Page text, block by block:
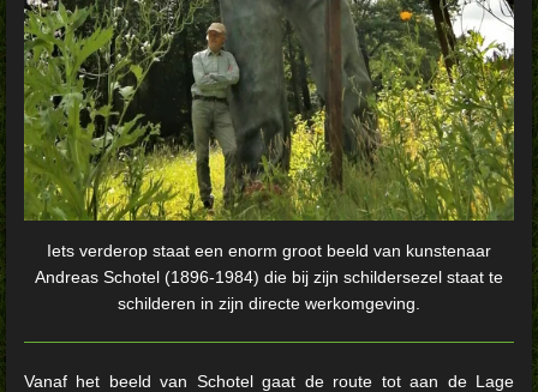
Iets verderop staat een enorm groot beeld van kunstenaar
Andreas Schotel (1896-1984) die bij zijn schildersezel staat te
schilderen in zijn directe werkomgeving.
Vanaf het beeld van Schotel gaat de route tot aan de Lage